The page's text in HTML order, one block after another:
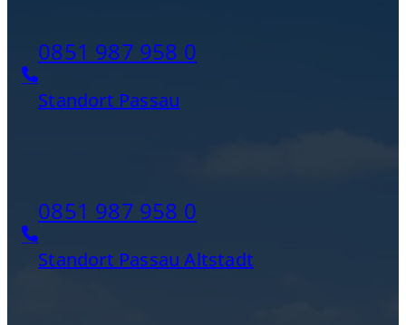
0851 987 958 0
Standort Passau
0851 987 958 0
Standort Passau Altstadt